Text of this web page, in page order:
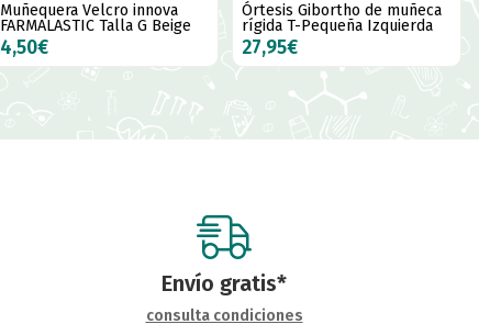
Muñequera Velcro innova
FARMALASTIC Talla G Beige
4,50€
Órtesis Gibortho de muñeca
rígida T-Pequeña Izquierda
27,95€
Envío gratis*
consulta condiciones